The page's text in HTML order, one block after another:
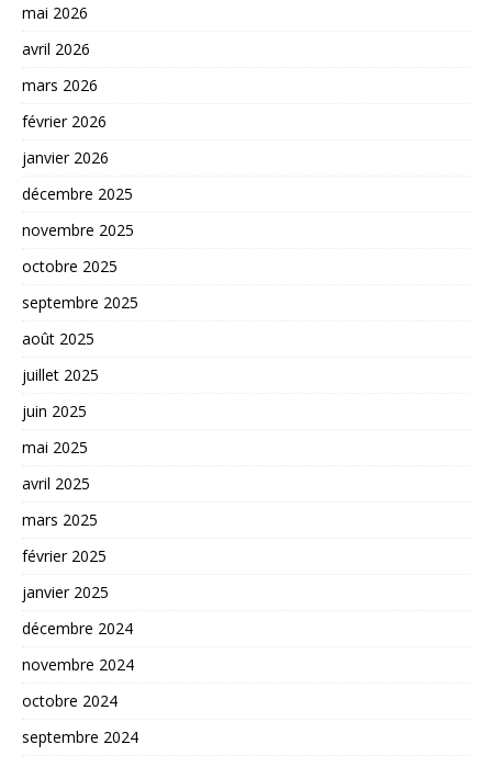
mai 2026
avril 2026
mars 2026
février 2026
janvier 2026
décembre 2025
novembre 2025
octobre 2025
septembre 2025
août 2025
juillet 2025
juin 2025
mai 2025
avril 2025
mars 2025
février 2025
janvier 2025
décembre 2024
novembre 2024
octobre 2024
septembre 2024